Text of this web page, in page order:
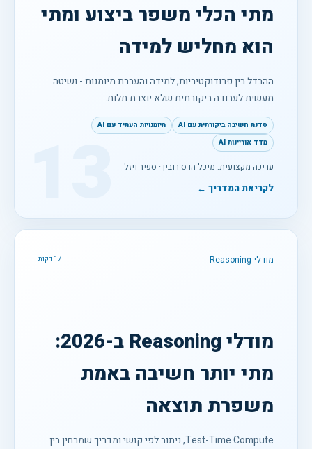
מתי הכלי משפר ביצוע ומתי
הוא מחליש למידה
ההבדל בין פרודוקטיביות, למידה והעברת מיומנות - ושיטה
מעשית לעבודה ביקורתית שלא יוצרת תלות.
סדנת חשיבה ביקורתית עם AI
מיומנויות העתיד עם AI
מדד אוריינות AI
עריכה מקצועית: מיכל הדס רובין · ספיר ויזל
לקריאת המדריך ←
מודלי Reasoning 17 דקות
מודלי Reasoning ב-2026:
מתי יותר חשיבה באמת
משפרת תוצאה
Test-Time Compute, ניתוב לפי קושי ומדריך שמבחין בין